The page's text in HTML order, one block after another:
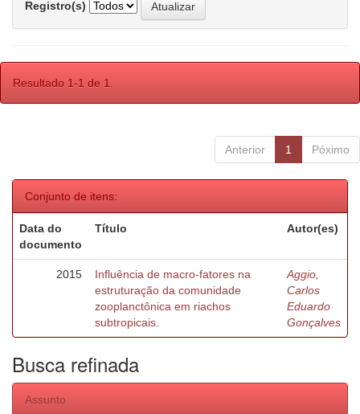
Registro(s)
Resultado 1-1 de 1.
Anterior 1 Póximo
Conjunto de itens:
Data do
documento
Título Autor(es)
2015
Influência de macro-fatores na
estruturação da comunidade
zooplanctônica em riachos
subtropicais.
Aggio,
Carlos
Eduardo
Gonçalves
Busca refinada
Assunto